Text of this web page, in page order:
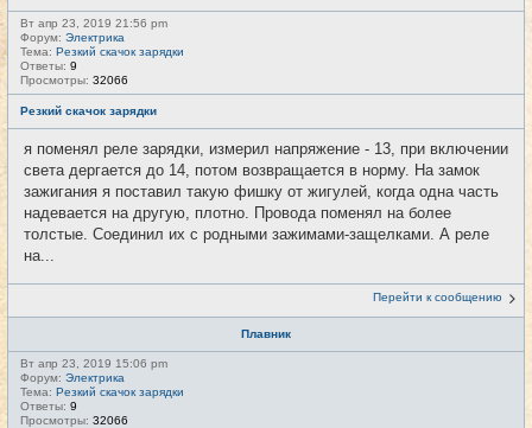
Вт апр 23, 2019 21:56 pm
Форум: Электрика
Тема: Резкий скачок зарядки
Ответы: 9
Просмотры: 32066
Резкий скачок зарядки
я поменял реле зарядки, измерил напряжение - 13, при включении
света дергается до 14, потом возвращается в норму. На замок
зажигания я поставил такую фишку от жигулей, когда одна часть
надевается на другую, плотно. Провода поменял на более
толстые. Соединил их с родными зажимами-защелками. А реле
на...
Перейти к сообщению
Плавник
Вт апр 23, 2019 15:06 pm
Форум: Электрика
Тема: Резкий скачок зарядки
Ответы: 9
Просмотры: 32066